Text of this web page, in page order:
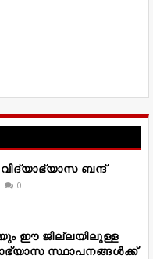
വിദ്യാഭ്യാസ ബന്ദ്
0
ഈ ജില്ലയിലുള്ള
സ്ഥാപനങ്ങൾക്ക്